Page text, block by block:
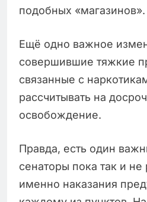
подобных «магазинов».
Ещё одно важное
совершившие тяжкие
связанные с
рассчитывать на
освобождение.
Правда, есть один
сенаторы пока так и
именно наказания